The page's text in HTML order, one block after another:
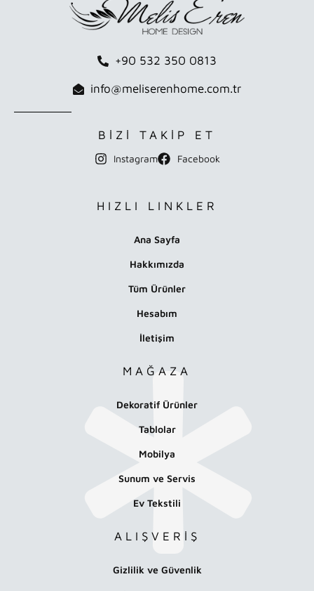
+90 532 350 0813
info@meliserenhome.com.tr
BİZİ TAKİP ET
Instagram Facebook
HIZLI LINKLER
Ana Sayfa
Hakkımızda
Tüm Ürünler
Hesabım
İletişim
MAĞAZA
Dekoratif Ürünler
Tablolar
Mobilya
Sunum ve Servis
Ev Tekstili
ALIŞVERİŞ
Gizlilik ve Güvenlik